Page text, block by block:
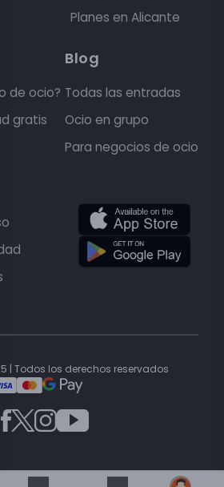
Planes en Alicante
de ocio?
gratis
Blog
Todas las entradas
Ocio en grupo
Para negocios de ocio
| Todos los derechos reservados